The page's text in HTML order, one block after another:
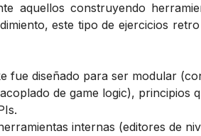
aquellos construyendo
este tipo de ejercicios
fue diseñado para ser modular
de game logic), principios
internas (editores de